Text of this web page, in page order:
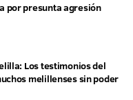
por presunta agresión
Los testimonios del
melillenses sin poder